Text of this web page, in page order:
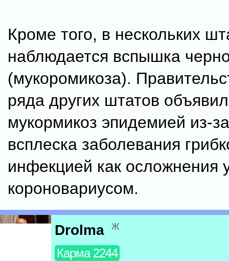
Кроме того, в нескольких
наблюдается вспышка
(мукоромикоза).
ряда других штатов
мукормикоз эпидемией из-
всплеска заболевания
инфекцией как осложнения
короновариусом.
Drolma ж
Карма 2244